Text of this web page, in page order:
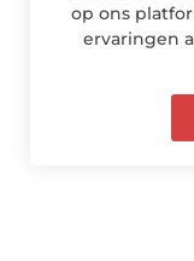
op ons
ervaringen